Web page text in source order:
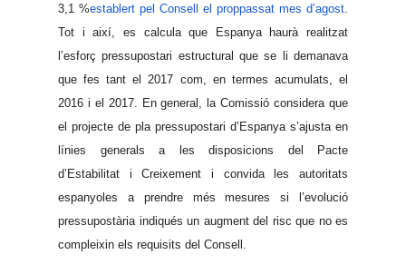
3,1 %establert pel Consell el proppassat mes d’agost
Tot i així, es calcula que Espanya haurà realitzat
l’esforç pressupostari estructural que se li demanava
que fes tant el 2017 com, en termes acumulats, el
2016 i el 2017. En general, la Comissió considera que
el projecte de pla pressupostari d’Espanya s’ajusta en
línies generals a les disposicions del Pacte
d’Estabilitat i Creixement i convida les autoritats
espanyoles a prendre més mesures si l’evolució
pressupostària indiqués un augment del risc que no es
compleixin els requisits del Consell.